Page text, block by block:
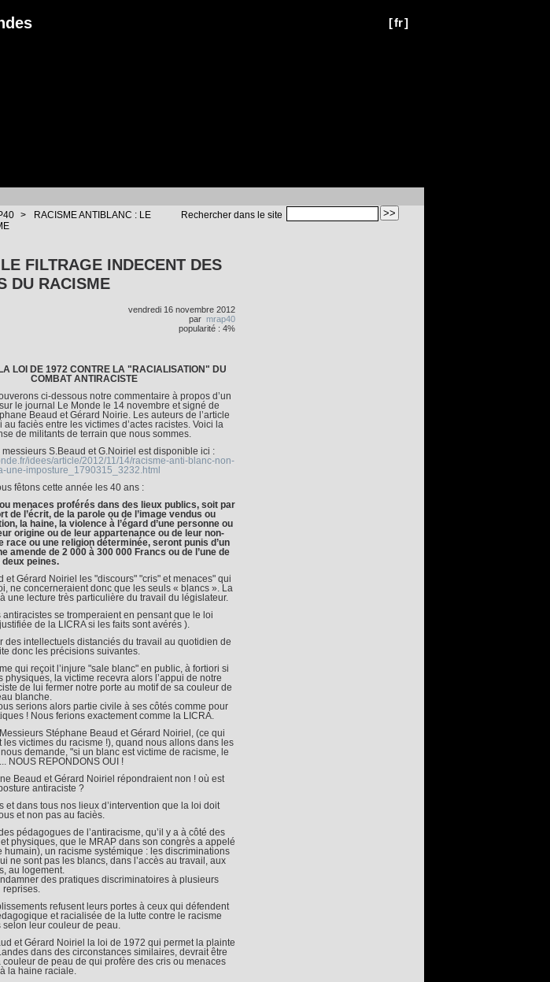
[fr]
Rechercher dans le site
>
RACISME ANTIBLANC : LE
FILTRAGE INDECENT DES
DU RACISME
vendredi 16 novembre 2012
par mrap40
popularité : 4%
LOI DE 1972 CONTRE LA "RACIALISATION" DU
COMBAT ANTIRACISTE
ci-dessous notre commentaire à propos d’un
le journal Le Monde le 14 novembre et signé de
Beaud et Gérard Noirie. Les auteurs de l’article
au faciès entre les victimes d’actes racistes. Voici la
de militants de terrain que nous sommes.
messieurs S.Beaud et G.Noiriel est disponible ici :
idees/article/2012/11/14/racisme-anti-blanc-non-
une-imposture_1790315_3232.html
fêtons cette année les 40 ans :
menaces proférés dans des lieux publics, soit par
l’écrit, de la parole ou de l’image vendus ou
la haine, la violence à l’égard d’une personne ou
origine ou de leur appartenance ou de leur non-
race ou une religion déterminée, seront punis d’un
amende de 2 000 à 300 000 Francs ou de l’une de
deux peines.
Gérard Noiriel les "discours" "cris" et menaces" qui
ne concerneraient donc que les seuls « blancs ». La
une lecture très particulière du travail du législateur.
se tromperaient en pensant que le loi
de la LICRA si les faits sont avérés ).
des intellectuels distanciés du travail au quotidien de
donc les précisions suivantes.
qui reçoit l’injure "sale blanc" en public, à fortiori si
la victime recevra alors l’appui de notre
de lui fermer notre porte au motif de sa couleur de
blanche.
serions alors partie civile à ses côtés comme pour
! Nous ferions exactement comme la LICRA.
Stéphane Beaud et Gérard Noiriel, (ce qui
victimes du racisme !), quand nous allons dans les
demande, "si un blanc est victime de racisme, le
NOUS REPONDONS OUI !
Beaud et Gérard Noiriel répondraient non ! où est
antiraciste ?
dans tous nos lieux d’intervention que la loi doit
et non pas au faciès.
pédagogues de l’antiracisme, qu’il y a à côté des
physiques, que le MRAP dans son congrès a appelé
un racisme systémique : les discriminations
ne sont pas les blancs, dans l’accès au travail, aux
au logement.
des pratiques discriminatoires à plusieurs
reprises.
refusent leurs portes à ceux qui défendent
et racialisée de la lutte contre le racisme
selon leur couleur de peau.
et Gérard Noiriel la loi de 1972 qui permet la plainte
dans des circonstances similaires, devrait être
de peau de qui profère des cris ou menaces
la haine raciale.